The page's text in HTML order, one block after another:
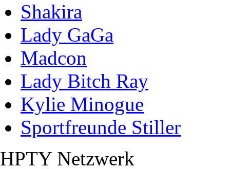
Shakira
Lady GaGa
Madcon
Lady Bitch Ray
Kylie Minogue
Sportfreunde Stiller
HPTY Netzwerk